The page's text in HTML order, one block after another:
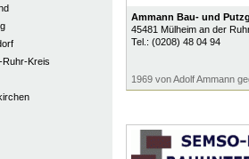
Ruhr-Kreis
Ammann Bau- und
45481 Mülheim an der
Tel.: (0208) 48 04 94
1969 von Adolf Ammann